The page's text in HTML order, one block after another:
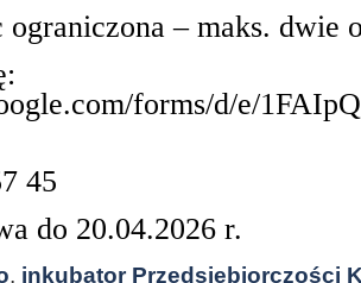
– maks. dwie
forms/d/e/
45
do 20.04.2026 r.
, inkubator Przedsiębiorczości